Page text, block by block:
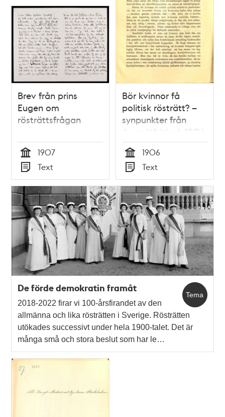
Brev från prins
Eugen om
rösträttsfrågan
Tid
1907
Typ
Text
Bör kvinnor få
politisk rösträtt? –
synpunkter från
Anna Whitlock 1906
Tid
1906
Typ
Text
Tema
De förde demokratin framåt
2018-2022 firar vi 100-årsfirandet av den
allmänna och lika rösträtten i Sverige. Rösträtten
utökades successivt under hela 1900-talet. Det är
många små och stora beslut som har le…